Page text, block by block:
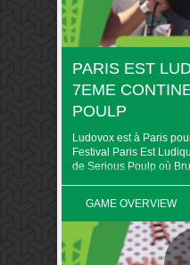
PARIS EST
7EME
POULP
Ludovox est à Paris
Festival Paris Est
de Serious Poulp où
GAME OVERVIEW